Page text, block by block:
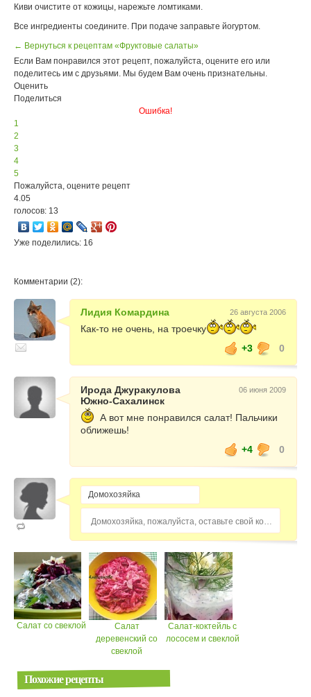
Киви очистите от кожицы, нарежьте ломтиками.
Все ингредиенты соедините. При подаче заправьте йогуртом.
← Вернуться к рецептам «Фруктовые салаты»
Если Вам понравился этот рецепт, пожалуйста, оцените его или
поделитесь им с друзьями. Мы будем Вам очень признательны.
Оценить
Поделиться
Ошибка!
1
2
3
4
5
Пожалуйста, оцените рецепт
4.05
голосов: 13
Уже поделились: 16
Комментарии (2):
Лидия Комардина 26 августа 2006
Как-то не очень, на троечку
+3
0
Ирода Джуракулова
Южно-Сахалинск
06 июня 2009
А вот мне понравился салат! Пальчики
оближешь!
+4
0
Салат со свеклой
Салат
деревенский со
свеклой
Салат-коктейль с
лососем и свеклой
Похожие рецепты